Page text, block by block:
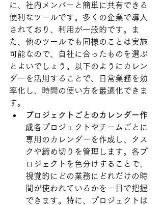
に、社内メンバーと簡単に共有できる
便利なツールです。多くの企業で導入
されており、利用が一般的です。ま
た、他のツールでも同様のことは実施
可能なので、自社に合ったものを選ぶ
とよいでしょう。以下のようにカレン
ダーを活用することで、日常業務を効
率化し、時間の使い方を最適化できま
す。
プロジェクトごとのカレンダー作
成各プロジェクトやチームごとに
専用のカレンダーを作成し、タス
クや締め切りを管理します。各プ
ロジェクトを色分けすることで、
視覚的にどの業務にどれだけの時
間が使われているかを一目で把握
できます。特に、プロジェクトは